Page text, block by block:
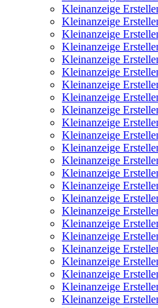
Kleinanzeige
Kleinanzeige
Kleinanzeige
Kleinanzeige
Kleinanzeige
Kleinanzeige
Kleinanzeige
Kleinanzeige
Kleinanzeige
Kleinanzeige
Kleinanzeige
Kleinanzeige
Kleinanzeige
Kleinanzeige
Kleinanzeige
Kleinanzeige
Kleinanzeige
Kleinanzeige
Kleinanzeige
Kleinanzeige
Kleinanzeige
Kleinanzeige
Kleinanzeige
Kleinanzeige